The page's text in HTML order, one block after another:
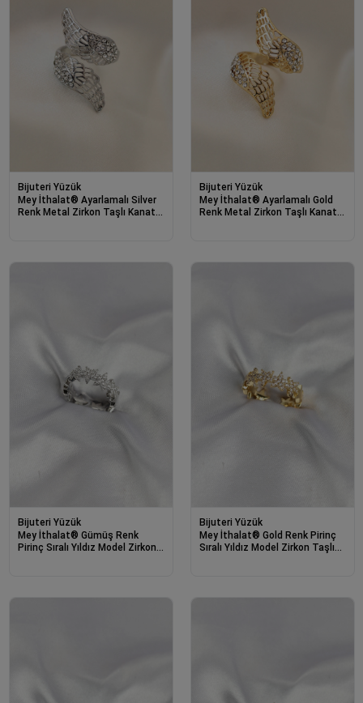
Bijuteri Yüzük
Mey İthalat® Ayarlamalı Silver
Renk Metal Zirkon Taşlı Kanat
Bijuteri Yüzük
Mey İthalat® Ayarlamalı Gold
Renk Metal Zirkon Taşlı Kanat
Bijuteri Yüzük
Mey İthalat® Gümüş Renk
Pirinç Sıralı Yıldız Model Zirkon
Bijuteri Yüzük
Mey İthalat® Gold Renk Pirinç
Sıralı Yıldız Model Zirkon Taşlı